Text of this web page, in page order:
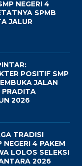
NEGERI 4
SPMB
JALUR
POSITIF SMP
JALAN
PRADITA
2026
TRADISI
NEGERI 4 PAKEM
LOLOS SELEKSI
2026